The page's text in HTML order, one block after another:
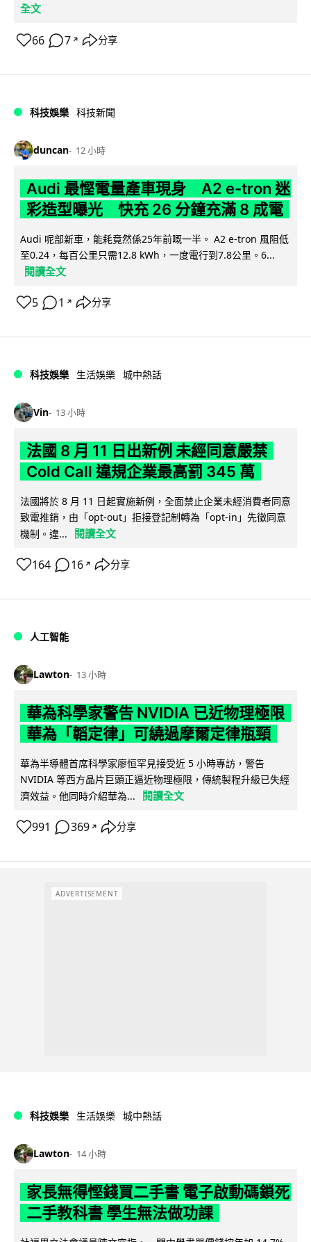
全文
66 7 ↗ 分享
科技娛樂 科技新聞
duncan 12 小時
Audi 最慳電量產車現身 A2 e-tron 迷
彩造型曝光 快充 26 分鐘充滿 8 成電
Audi 呢部新車，能耗竟然係25年前嘅一半。 A2 e-tron 風阻低
至0.24，每百公里只需12.8 kWh，一度電行到7.8公里。6...
閱讀全文
5 1 ↗ 分享
科技娛樂 生活娛樂 城中熱話
Vin 13 小時
法國 8 月 11 日出新例 未經同意嚴禁
Cold Call 違規企業最高罰 345 萬
法國將於 8 月 11 日起實施新例，全面禁止企業未經消費者同意
致電推銷，由「opt-out」拒接登記制轉為「opt-in」先徵同意
機制。違...
閱讀全文
164 16 ↗ 分享
人工智能
Lawton 13 小時
華為科學家警告 NVIDIA 已近物理極限
華為「韜定律」可繞過摩爾定律瓶頸
華為半導體首席科學家廖恒罕見接受近 5 小時專訪，警告
NVIDIA 等西方晶片巨頭正逼近物理極限，傳統製程升級已失經
濟效益。他同時介紹華為...
閱讀全文
991 369 ↗ 分享
ADVERTISEMENT
科技娛樂 生活娛樂 城中熱話
Lawton 14 小時
家長無得慳錢買二手書 電子啟動碼鎖死
二手教科書 學生無法做功課